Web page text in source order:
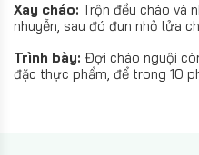
Xay cháo: Trộn đều cháo và
nhuyễn, sau đó đun nhỏ lửa
Trình bày: Đợi cháo nguội
đặc thực phẩm, để trong 10